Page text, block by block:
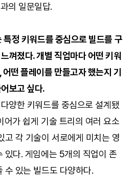
의 일문일답.
특정 키워드를 중심으로 빌드를 구
껴졌다. 개별 직업마다 어떤 키워
떤 플레이를 만들고자 했는지 기
보고 싶다.
양한 키워드를 중심으로 설계됐
어가 쉽게 기술 트리의 여러 요소
고 각 기술이 서로에게 미치는 영
있다. 게임에는 5개의 직업이 존
수 있는 빌드도 다양하다.